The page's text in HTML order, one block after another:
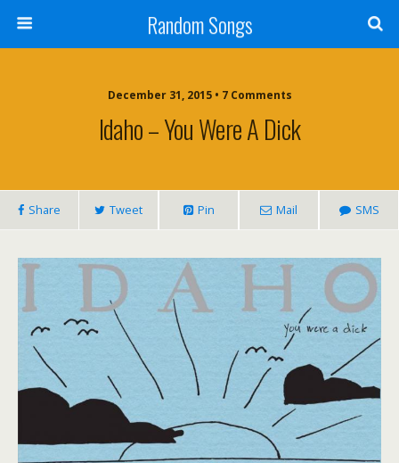
Random Songs
December 31, 2015 • 7 Comments
Idaho – You Were A Dick
Share Tweet Pin Mail SMS